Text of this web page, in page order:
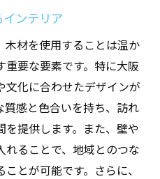
ンテリア
木材を使用することは温か
要な要素です。特に大阪
化に合わせたデザインが
感と色合いを持ち、訪れ
提供します。また、壁や
ることで、地域とのつな
とが可能です。さらに、